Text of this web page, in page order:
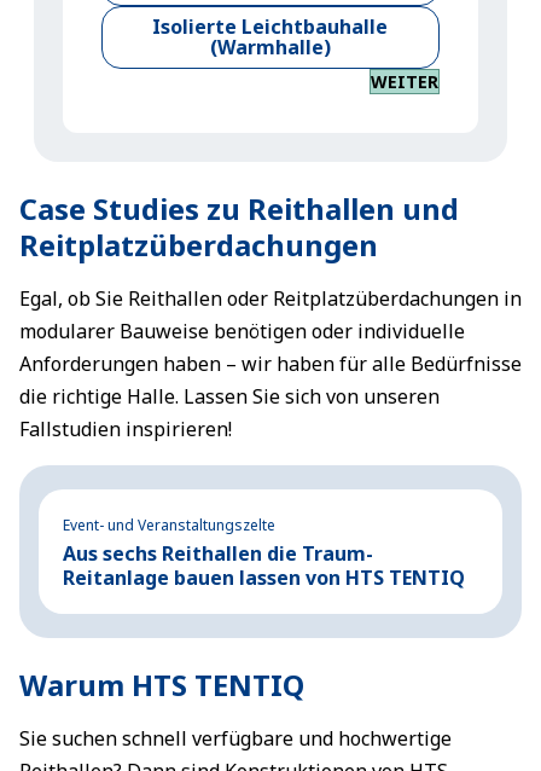
Isolierte Leichtbauhalle
(Warmhalle)
WEITER
Case Studies zu Reithallen und
Reitplatzüberdachungen
Egal, ob Sie Reithallen oder Reitplatzüberdachungen in
modularer Bauweise benötigen oder individuelle
Anforderungen haben – wir haben für alle Bedürfnisse
die richtige Halle. Lassen Sie sich von unseren
Fallstudien inspirieren!
Event- und Veranstaltungszelte
Aus sechs Reithallen die Traum-
Reitanlage bauen lassen von HTS TENTIQ
Warum HTS TENTIQ
Sie suchen schnell verfügbare und hochwertige